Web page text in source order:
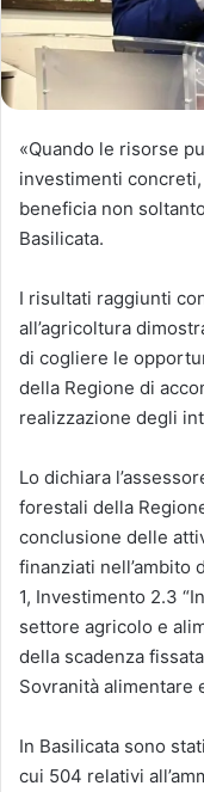
«Quando le risorse
investimenti
beneficia non
Basilicata.
I risultati raggiunti
all’agricoltura
di cogliere le
della Regione di
realizzazione degli
Lo dichiara
forestali della
conclusione delle
finanziati nell’ambito
1, Investimento 2.3
settore agricolo e
della scadenza
Sovranità alimentare
In Basilicata sono
cui 504 relativi